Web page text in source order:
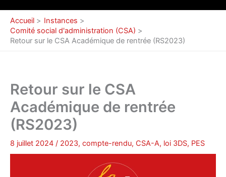
Accueil
Instances
Comité social d'administration (CSA)
Retour sur le CSA Académique de rentrée (RS2023)
Retour sur le CSA
Académique de rentrée
(RS2023)
8 juillet 2024 / 2023, compte-rendu, CSA-A, loi 3DS, PES